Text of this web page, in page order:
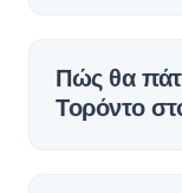
Πώς θα
Τορόντο